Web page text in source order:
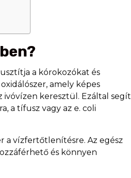
a kórokozókat és
amely képes
ivóvízen keresztül. Ezáltal segít
a tífusz vagy az e. coli
a vízfertőtlenítésre. Az egész
és könnyen